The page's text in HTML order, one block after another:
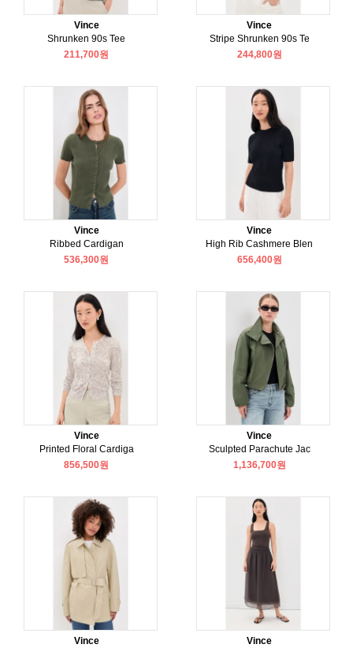
Vince
Shrunken 90s Tee
211,700원
Vince
Stripe Shrunken 90s Te
244,800원
Vince
Ribbed Cardigan
536,300원
Vince
High Rib Cashmere Blen
656,400원
Vince
Printed Floral Cardiga
856,500원
Vince
Sculpted Parachute Jac
1,136,700원
Vince
Vince